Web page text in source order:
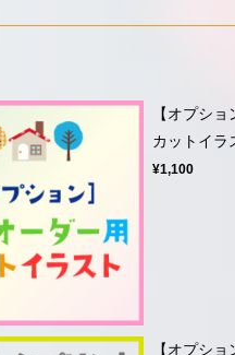
【オプシ
カットイラ
¥1,100
【オプシ